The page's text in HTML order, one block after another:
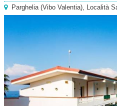
Parghelia(Vibo Valentia), Località